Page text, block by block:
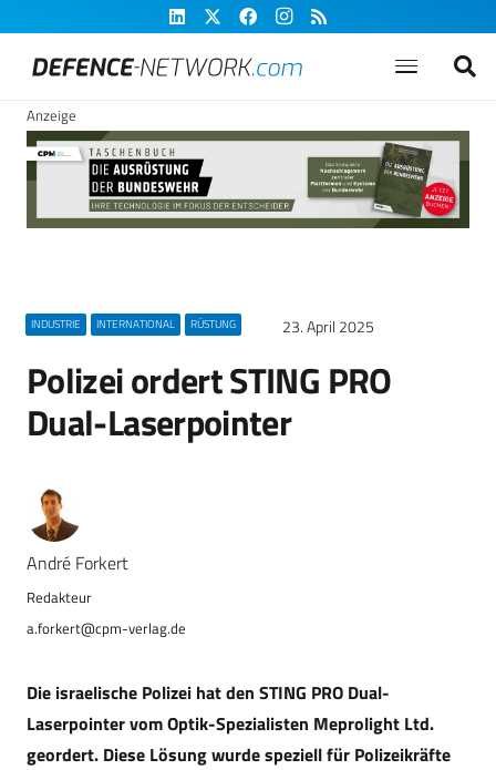
Anzeige
INDUSTRIE INTERNATIONAL RÜSTUNG 23. April 2025
Polizei ordert STING PRO
Dual-Laserpointer
André Forkert
a.forkert@cpm-verlag.de
Die israelische Polizei hat den STING PRO Dual-
Laserpointer vom Optik-Spezialisten Meprolight Ltd.
geordert. Diese Lösung wurde speziell für Polizeikräfte